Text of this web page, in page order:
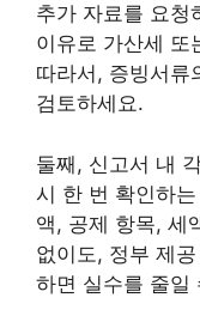
추가 자료를 요청
이유로 가산세 또
따라서, 증빙서류
검토하세요.
둘째, 신고서 내
시 한 번 확인하
액, 공제 항목, 세
없이도, 정부 제
하면 실수를 줄일